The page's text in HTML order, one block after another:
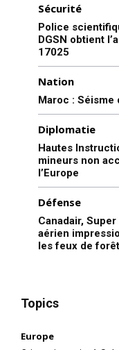
Sécurité
Police
DGSN obtient
17025
Nation
Maroc : Séisme
Diplomatie
Hautes
mineurs non
l’Europe
Défense
Canadair,
aérien
les feux de forêt
Topics
Europe